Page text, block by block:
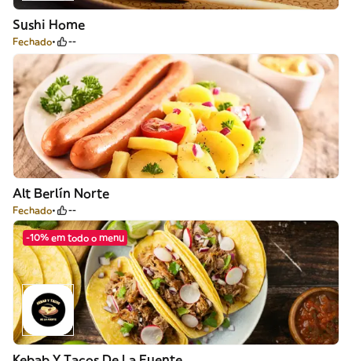
Sushi Home
Fechado --
Alt Berlín Norte
Fechado --
-10% em todo o menu